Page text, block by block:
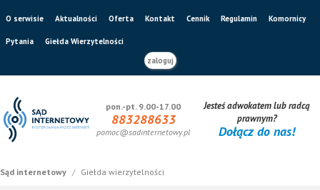
O serwisie Aktualności Oferta Kontakt Cennik Regulamin Komornicy
Pytania
Giełda Wierzytelności
zaloguj
pon.-pt. 9.00-17.00
883288633
pomoc@sadinternetowy.pl
Jesteś adwokatem lub radcą
prawnym?
Dołącz do nas!
Sąd internetowy / Giełda wierzytelności